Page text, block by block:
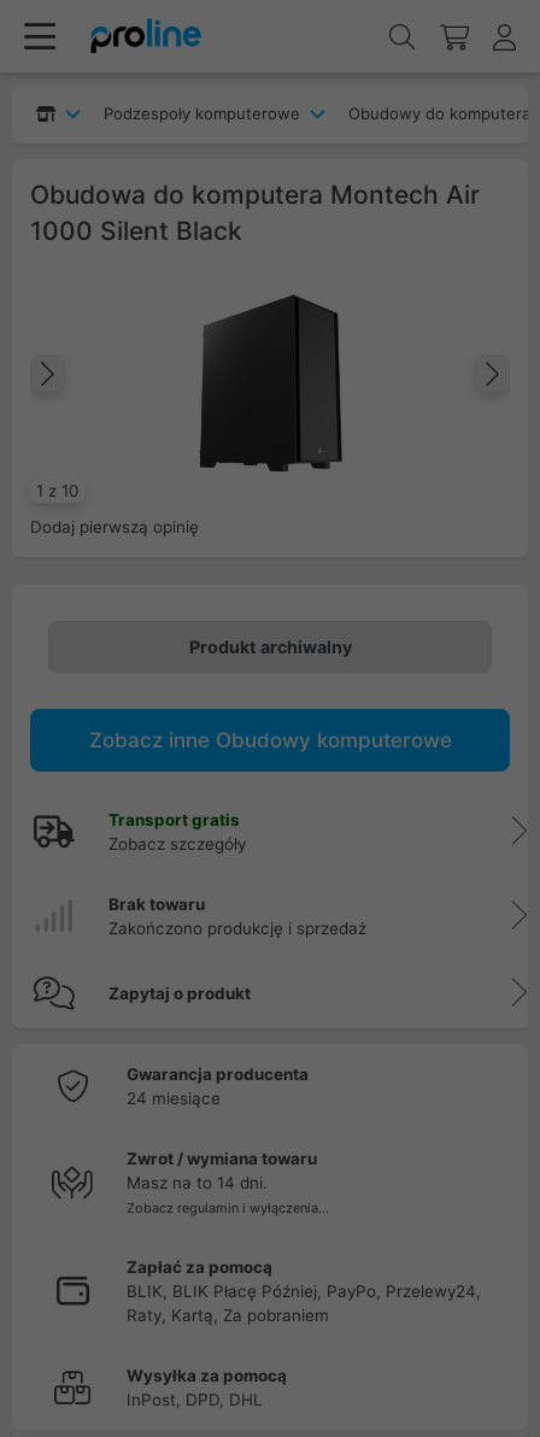
Podzespoły komputerowe Obudowy do komputera
Obudowa do komputera Montech Air
1000 Silent Black
1 z 10
Poprzedni
Dodaj pierwszą opinię
Produkt archiwalny
Zobacz inne Obudowy komputerowe
Transport gratis
Zobacz szczegóły
Brak towaru
Zakończono produkcję i sprzedaż
Zapytaj o produkt
Gwarancja producenta
24 miesiące
Zwrot / wymiana towaru
Masz na to 14 dni.
Zobacz regulamin i wyłączenia...
Zapłać za pomocą
BLIK, BLIK Płacę Później, PayPo, Przelewy24,
Raty, Kartą, Za pobraniem
Wysyłka za pomocą
InPost, DPD, DHL